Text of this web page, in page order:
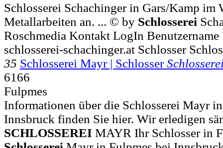
Schlosserei Schachinger in Gars/Kamp im
Metallarbeiten an. ... © by Schlosserei
Roschmedia Kontakt LogIn
schlosserei-schachinger.at Schlosser
35 Schlosserei Mayr | Schlosser
6166
Fulpmes
Informationen über die Schlosserei Mayr
Innsbruck finden Sie hier. Wir erledigen
SCHLOSSEREI MAYR Ihr Schlosser in